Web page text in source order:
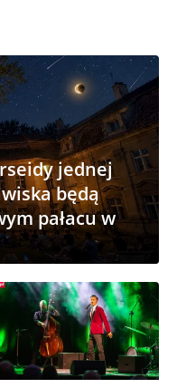
jednej
będą
pałacu w